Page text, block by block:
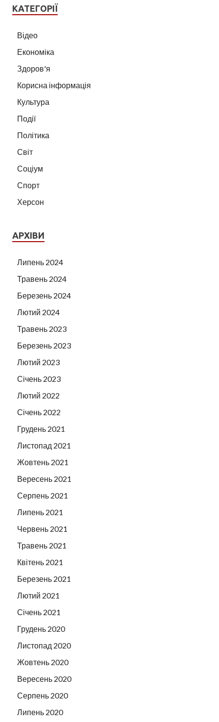
КАТЕГОРІЇ
Відео
Економіка
Здоров'я
Корисна інформація
Культура
Події
Політика
Світ
Соціум
Спорт
Херсон
АРХІВИ
Липень 2024
Травень 2024
Березень 2024
Лютий 2024
Травень 2023
Березень 2023
Лютий 2023
Січень 2023
Лютий 2022
Січень 2022
Грудень 2021
Листопад 2021
Жовтень 2021
Вересень 2021
Серпень 2021
Липень 2021
Червень 2021
Травень 2021
Квітень 2021
Березень 2021
Лютий 2021
Січень 2021
Грудень 2020
Листопад 2020
Жовтень 2020
Вересень 2020
Серпень 2020
Липень 2020